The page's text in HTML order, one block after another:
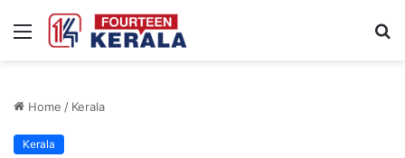
Menu
Home / Kerala
Kerala